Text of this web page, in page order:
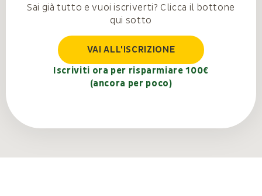
Sai già tutto e vuoi iscriverti? Clicca il bottone
qui sotto
VAI ALL'ISCRIZIONE
Iscriviti ora per risparmiare 100€
(ancora per poco)